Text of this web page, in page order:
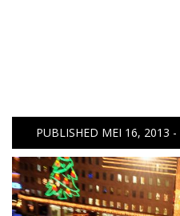
PUBLISHED MEI 16, 2013 -